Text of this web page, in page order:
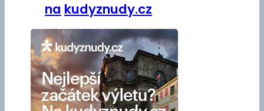
na kudyznudy.cz